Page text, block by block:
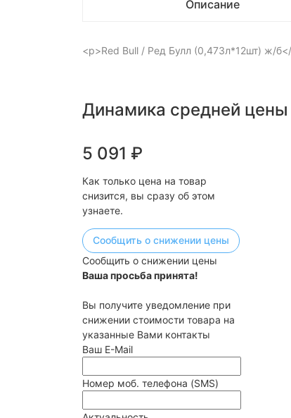
Описание
<p>Red Bull / Ред Булл (0,473л*12шт) ж/
Динамика средней цены
5 091 ₽
Как только цена на товар
снизится, вы сразу об этом
узнаете.
Сообщить о снижении цены
Сообщить о снижении цены
Ваша просьба принята!
Вы получите уведомление при
снижении стоимости товара на
указанные Вами контакты
Ваш E-Mail
Номер моб. телефона (SMS)